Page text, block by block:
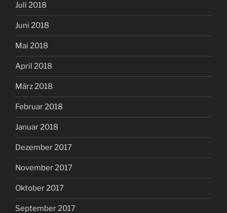
Juli 2018
Juni 2018
Mai 2018
April 2018
März 2018
Februar 2018
Januar 2018
Dezember 2017
November 2017
Oktober 2017
September 2017